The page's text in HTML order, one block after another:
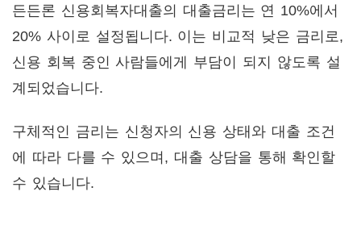
든든론 신용회복자대출의 대출금리는 연 10%에서
20% 사이로 설정됩니다. 이는 비교적 낮은 금리로,
신용 회복 중인 사람들에게 부담이 되지 않도록 설
계되었습니다.
구체적인 금리는 신청자의 신용 상태와 대출 조건
에 따라 다를 수 있으며, 대출 상담을 통해 확인할
수 있습니다.